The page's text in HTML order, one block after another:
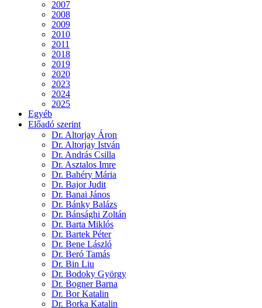
2007
2008
2009
2010
2011
2018
2019
2020
2023
2024
2025
Egyéb
Előadó szerint
Dr. Altorjay Áron
Dr. Altorjay István
Dr. András Csilla
Dr. Asztalos Imre
Dr. Bahéry Mária
Dr. Bajor Judit
Dr. Banai János
Dr. Bánky Balázs
Dr. Bánsághi Zoltán
Dr. Barta Miklós
Dr. Bartek Péter
Dr. Bene László
Dr. Beró Tamás
Dr. Bin Liu
Dr. Bodoky György
Dr. Bogner Barna
Dr. Bor Katalin
Dr. Borka Katalin